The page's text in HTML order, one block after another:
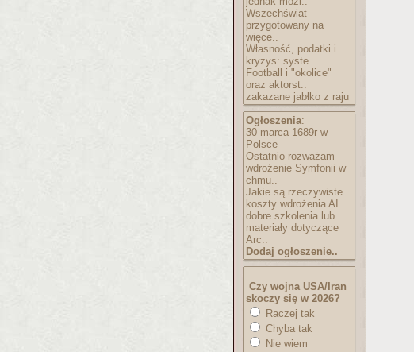
Wszechświat
przygotowany na
więce..
Własność, podatki i
kryzys: syste..
Football i "okolice"
oraz aktorst..
zakazane jabłko z raju
Ogłoszenia:
30 marca 1689r w
Polsce
Ostatnio rozważam
wdrożenie Symfonii w
chmu..
Jakie są rzeczywiste
koszty wdrożenia AI
dobre szkolenia lub
materiały dotyczące
Arc..
Dodaj ogłoszenie..
Czy wojna USA/Iran
skoczy się w 2026?
Raczej tak
Chyba tak
Nie wiem